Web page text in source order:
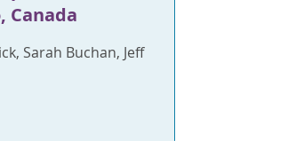
Canada
Sarah Buchan, Jeff